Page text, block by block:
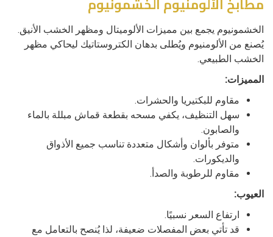
الخشمونيوم يجمع بين مميزات الألوميتال ومظهر الخشب الأنيق.
يُصنع من الألومنيوم ويُطلى بدهان الكتروستاتيك ليحاكي مظهر
الخشب الطبيعي.
المميزات:
مقاوم للبكتيريا والحشرات.
سهل التنظيف، يكفي مسحه بقطعة قماش مبللة بالماء
والصابون.
متوفر بألوان وأشكال متعددة تناسب جميع الأذواق
والديكورات.
مقاوم للرطوبة والصدأ.
العيوب:
ارتفاع السعر نسبيًا.
قد تأتي بعض المفصلات ضعيفة، لذا يُنصح بالتعامل مع